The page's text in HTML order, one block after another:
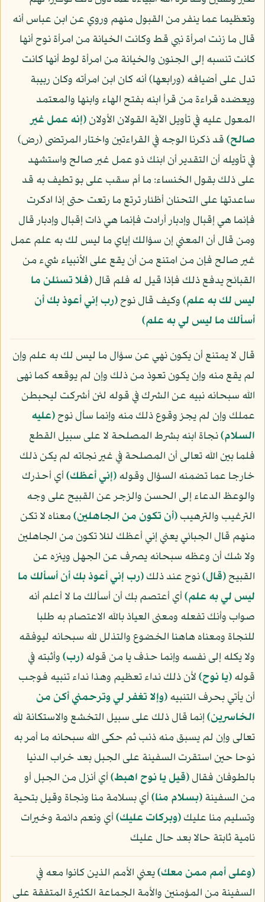
وتعظيما عما ينفر من القبول منهم وروي عن ابن عباس أنه
قال ما زنت امرأة نبي قط وكانت الخيانة من امرأة نوح أنها
كانت تنسبه إلى الجنون والخيانة من امرأة لوط أنها كانت
تدل على أضيافه (ورابعها) أنه كان ابن امرأته وكان ربيبة
ويعضده قراءة من قرأ ابنه بفتح الهاء وابنها والمعتمد
المعول عليه في تأويل الآية القولان الأولان﴿إنه عمل غير
صالح﴾قد ذكرنا الوجه في القراءتين واختار المرتضى (رض)
في تأويله أن التقدير أن ابنك ذو عمل غير صالح واستشهد
على ذلك بقول الخنساء: ما أم سقب على بو تطيف به قد
ساعدتها على التحنان أظئار ترتع ما رتعت حتى إذا ادكرت
فإنما هي إقبال وإدبار أرادت فإنما هي ذات إقبال وإدبار قال
ومن قال أن المعني إن سؤالك إياي ما ليس لك به علم عمل
غير صالح فإن من امتنع من أن يقع على الأنبياء شيء من
القبائح يدفع ذلك فإذا قيل له فلم قال﴿فلا تسئلن ما
ليس لك به علم﴾وكيف قال نوح﴿رب إني أعوذ بك أن
أسألك ما ليس لي به علم﴾
قال لا يمتنع أن يكون نهي عن سؤال ما ليس لك به علم وإن
لم يقع منه وإن يكون تعوذ من ذلك وإن لم يوقعه كما نهى
الله سبحانه نبيه عن الشرك في قوله لئن أشركت ليحبطن
عملك وإن لم يجز وقوع ذلك منه وإنما سأل نوح(عليه
السلام)نجاة ابنه بشرط المصلحة لا على سبيل القطع
فلما بين الله تعالى أن المصلحة في غير نجاته لم يكن ذلك
خارجا عما تضمنه السؤال وقوله﴿إني أعظك﴾أي أحذرك
والوعظ الدعاء إلى الحسن والزجر عن القبيح على وجه
الترغيب والترهيب﴿أن تكون من الجاهلين﴾معناه لا تكن
منهم قال الجبائي يعني إني أعظك لئلا تكون من الجاهلين
ولا شك أن وعظه سبحانه يصرف عن الجهل وينزه عن
القبيح﴿قال﴾نوح عند ذلك﴿رب إني أعوذ بك أن أسألك ما
ليس لي به علم﴾أي أعتصم بك أن أسألك ما لا أعلم أنه
صواب وأنك تفعله ومعنى العياذ بالله الاعتصام به طلبا
للنجاة ومعناه هاهنا الخضوع والتذلل لله سبحانه ليوفقه
ولا يكله إلى نفسه وإنما حذف يا من قوله﴿رب﴾وأثبته في
قوله﴿يا نوح﴾لأن ذلك نداء تعظيم وهذا نداء تنبيه فوجب
أن يأتي بحرف التنبيه﴿وإلا تغفر لي وترحمني أكن من
الخاسرين﴾إنما قال ذلك على سبيل التخشع والاستكانة لله
تعالى وإن لم يسبق منه ذنب ثم حكى الله سبحانه ما أمر به
نوحا حين استقرت السفينة على الجبل بعد خراب الدنيا
بالطوفان فقال﴿قيل يا نوح اهبط﴾أي أنزل من الجبل أو
من السفينة﴿بسلام منا﴾أي بسلامة منا ونجاة وقيل بتحية
وتسليم منا عليك﴿وبركات عليك﴾أي ونعم دائمة وخيرات
نامية ثابتة حالا بعد حال عليك
﴿وعلى أمم ممن معك﴾يعني الأمم الذين كانوا معه في
السفينة من المؤمنين والأمة الجماعة الكثيرة المتفقة على